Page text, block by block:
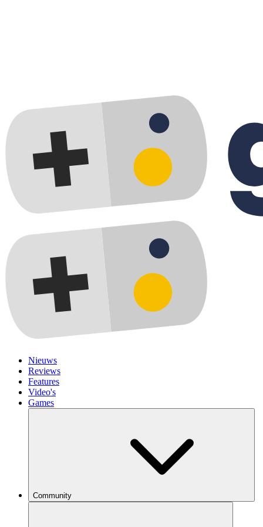
Nieuws
Reviews
Features
Video's
Games
Community